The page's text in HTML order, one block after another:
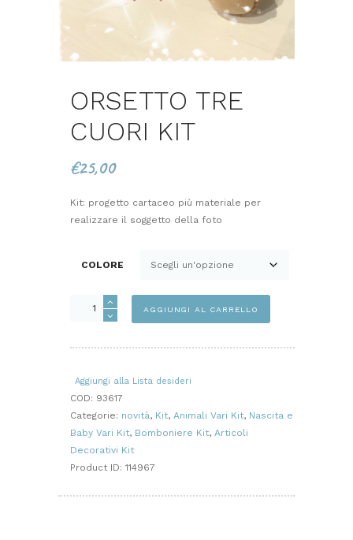
ORSETTO TRE
CUORI KIT
€25,00
Kit: progetto cartaceo più materiale per
realizzare il soggetto della foto
COLORE
ORSETTO
AGGIUNGI AL CARRELLO
Aggiungi alla Lista desideri
COD: 93617
Categorie: novità, Kit, Animali Vari Kit, Nascita e
Baby Vari Kit, Bomboniere Kit, Articoli
Decorativi Kit
Product ID: 114967